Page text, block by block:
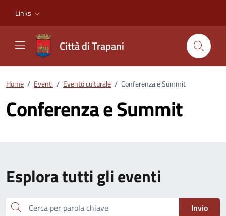
Links
Città di Trapani
Home / Eventi / Evento culturale / Conferenza e Summit
Conferenza e Summit
Esplora tutti gli eventi
Cerca
Invio